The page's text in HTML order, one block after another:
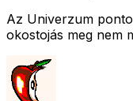
Az Univerzum
okostojás meg nem